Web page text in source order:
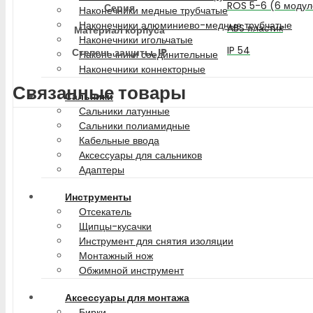
Наконечники медные трубчатые
Наконечники алюминиево-медные трубчатые
Наконечники игольчатые
Наконечники соединительные
Наконечники коннекторные
Сальники
Сальники латунные
Сальники полиамидные
Кабельные ввода
Аксессуары для сальников
Адаптеры
Инструменты
Отсекатель
Щипцы-кусачки
Инструмент для снятия изоляции
Монтажный нож
Обжимной инструмент
Аксессуары для монтажа
Серия
ROS 5-6 (6
Материал корпуса
ABS пластик
Степень защиты, IP
IP 54
Связанные товары